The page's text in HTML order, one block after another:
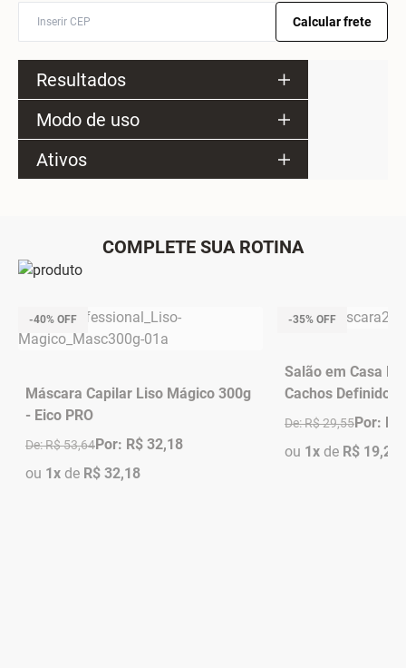
Calcular frete
Resultados
Modo de uso
Ativos
COMPLETE SUA ROTINA
-40% OFF
Máscara Capilar Liso Mágico 300g
- Eico PRO
De: R$ 53,64Por: R$ 32,18
ou 1x de R$ 32,18
-35% OFF
Salão em Casa
Cachos Definidos
De: R$ 29,55Por:
ou 1x de R$ 19,21